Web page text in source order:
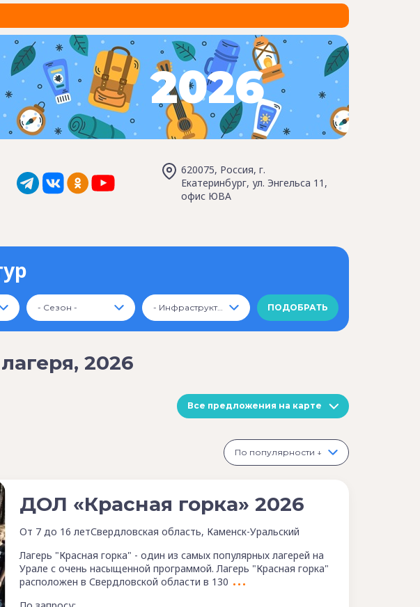
2026
620075, Россия, г.
Екатеринбург, ул. Энгельса 11,
офис ЮВА
- Сезон - - Инфраструктура -
2026
Все предложения на карте
По популярности ↓
ДОЛ «Красная горка» 2026
От 7 до 16 летСвердловская область, Каменск-Уральский
Лагерь "Красная горка" - один из самых популярных лагерей на
Урале с очень насыщенной программой. Лагерь "Красная горка"
расположен в Свердловской области в 130